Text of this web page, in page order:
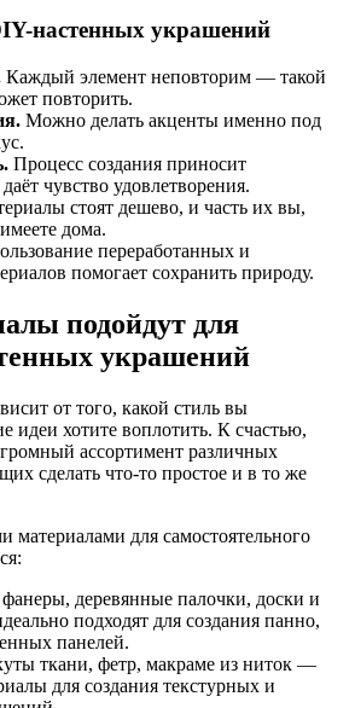
настенных украшений
Каждый элемент неповторим — такой
повторить.
Можно делать акценты именно под
Процесс создания приносит
чувство удовлетворения.
стоят дешево, и часть их вы,
дома.
переработанных и
помогает сохранить природу.
подойдут для
украшений
от того, какой стиль вы
идеи хотите воплотить. К счастью,
ассортимент различных
сделать что-то простое и в то же
для самостоятельного
деревянные палочки, доски и
подходят для создания панно,
панелей.
ткани, фетр, макраме из ниток —
для создания текстурных и